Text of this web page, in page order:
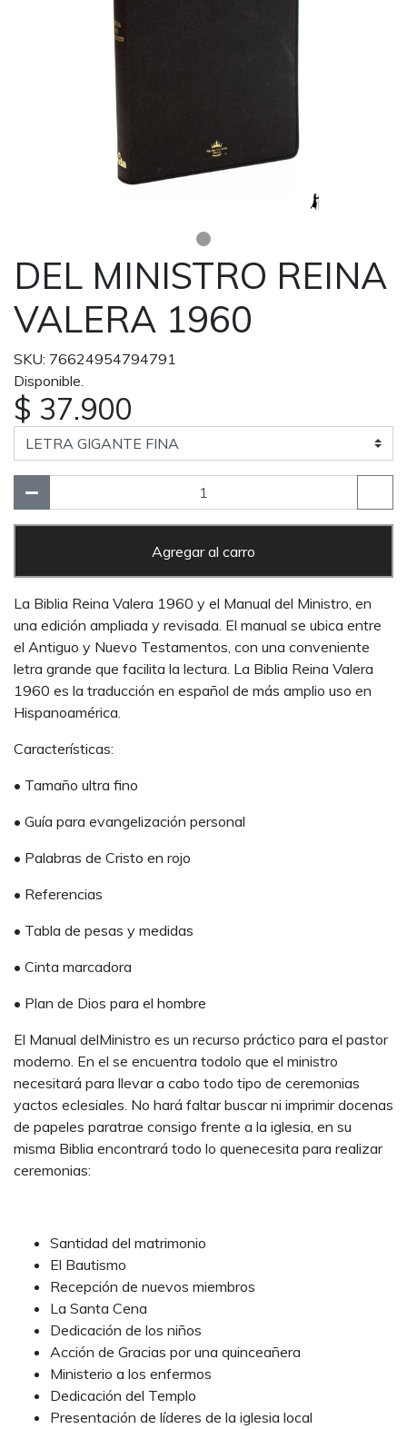
DEL MINISTRO REINA
VALERA 1960
SKU: 76624954794791
Disponible.
$ 37.900
Agregar al carro
La Biblia Reina Valera 1960 y el Manual del Ministro, en
una edición ampliada y revisada. El manual se ubica entre
el Antiguo y Nuevo Testamentos, con una conveniente
letra grande que facilita la lectura. La Biblia Reina Valera
1960 es la traducción en español de más amplio uso en
Hispanoamérica.
Características:
• Tamaño ultra fino
• Guía para evangelización personal
• Palabras de Cristo en rojo
• Referencias
• Tabla de pesas y medidas
• Cinta marcadora
• Plan de Dios para el hombre
El Manual delMinistro es un recurso práctico para el pastor
moderno. En el se encuentra todolo que el ministro
necesitará para llevar a cabo todo tipo de ceremonias
yactos eclesiales. No hará faltar buscar ni imprimir docenas
de papeles paratrae consigo frente a la iglesia, en su
misma Biblia encontrará todo lo quenecesita para realizar
ceremonias:
Santidad del matrimonio
El Bautismo
Recepción de nuevos miembros
La Santa Cena
Dedicación de los niños
Acción de Gracias por una quinceañera
Ministerio a los enfermos
Dedicación del Templo
Presentación de líderes de la iglesia local